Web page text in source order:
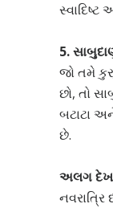
5.
જો તમે
છો, તો
બટાટા
છે.
અલગ
નવરાત્રિ